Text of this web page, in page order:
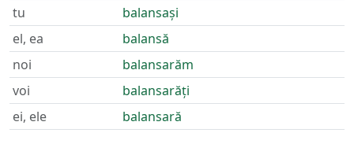
tu
balansași
el, ea
balansă
noi
balansarăm
voi
balansarăți
ei, ele
balansară